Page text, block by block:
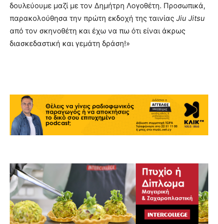
δουλεύουμε μαζί με τον Δημήτρη Λογοθέτη. Προσωπικά,
παρακολούθησα την πρώτη εκδοχή της ταινίας Jiu Jitsu
από τον σκηνοθέτη και έχω να πω ότι είναι άκρως
διασκεδαστική και γεμάτη δράση!»